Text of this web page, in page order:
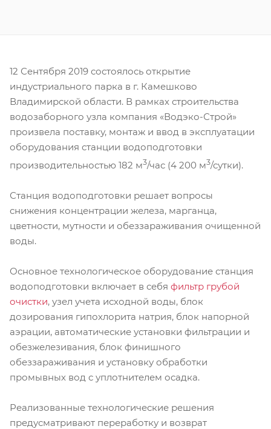
12 Сентября 2019 состоялось открытие
индустриального парка в г. Камешково
Владимирской области. В рамках строительства
водозаборного узла компания «Водэко-Строй»
произвела поставку, монтаж и ввод в эксплуатации
оборудования станции водоподготовки
производительностью 182 м3/час (4 200 м3/сутки).
Станция водоподготовки решает вопросы
снижения концентрации железа, марганца,
цветности, мутности и обеззараживания очищенной
воды.
Основное технологическое оборудование станция
водоподготовки включает в себя фильтр грубой
очистки, узел учета исходной воды, блок
дозирования гипохлорита натрия, блок напорной
аэрации, автоматические установки фильтрации и
обезжелезивания, блок финишного
обеззараживания и установку обработки
промывных вод с уплотнителем осадка.
Реализованные технологические решения
предусматривают переработку и возврат